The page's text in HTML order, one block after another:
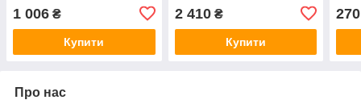
1 006 ₴
Купити
2 410₴
Купити
270
Про нас